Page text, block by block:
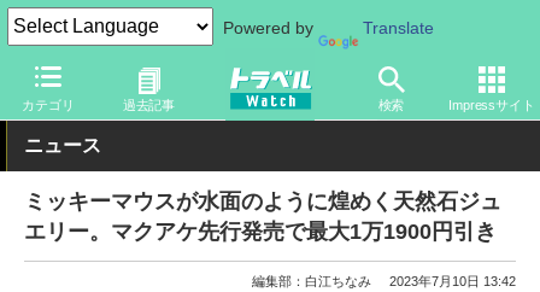
Powered by Translate
カテゴリ 過去記事 検索 Impressサイト
トラベル Watch 旅のアイテム 旅行グッズ
ニュース
ミッキーマウスが水面のように煌めく天然石ジュ
エリー。マクアケ先行発売で最大1万1900円引き
編集部：白江ちなみ 2023年7月10日 13:42